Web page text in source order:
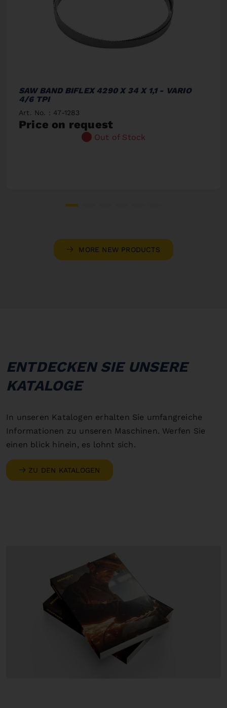
SAW BAND BIFLEX 4290 X 34 X 1,1 - VARIO
4/6 TPI
Art. No. : 47-1283
Price on request
Out of Stock
MORE NEW PRODUCTS
ENTDECKEN SIE UNSERE
KATALOGE
In unseren Katalogen erhalten Sie umfangreiche
Informationen zu unseren Maschinen. Werfen Sie
einen blick hinein, es lohnt sich.
ZU DEN KATALOGEN